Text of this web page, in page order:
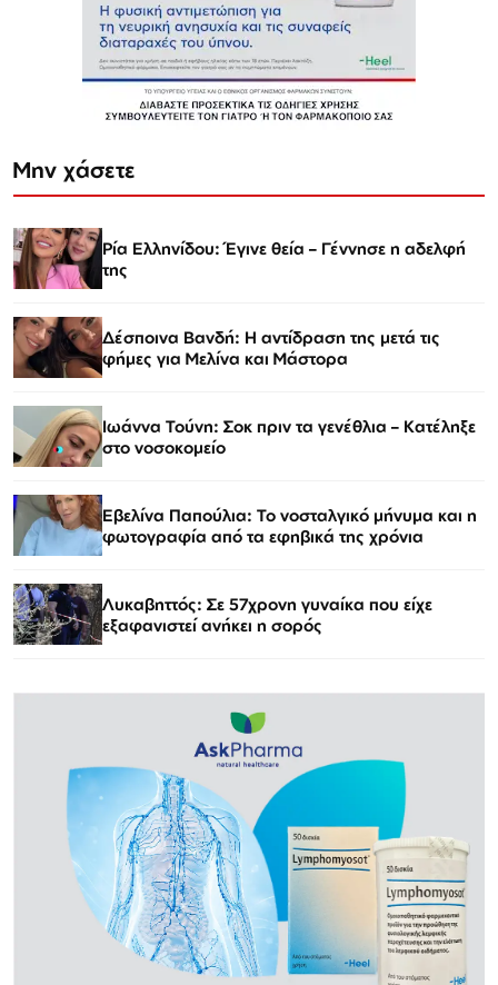
Μην χάσετε
Ρία Ελληνίδου: Έγινε θεία – Γέννησε η αδελφή
της
Δέσποινα Βανδή: Η αντίδραση της μετά τις
φήμες για Μελίνα και Μάστορα
Ιωάννα Τούνη: Σοκ πριν τα γενέθλια – Κατέληξε
στο νοσοκομείο
Εβελίνα Παπούλια: Το νοσταλγικό μήνυμα και η
φωτογραφία από τα εφηβικά της χρόνια
Λυκαβηττός: Σε 57χρονη γυναίκα που είχε
εξαφανιστεί ανήκει η σορός